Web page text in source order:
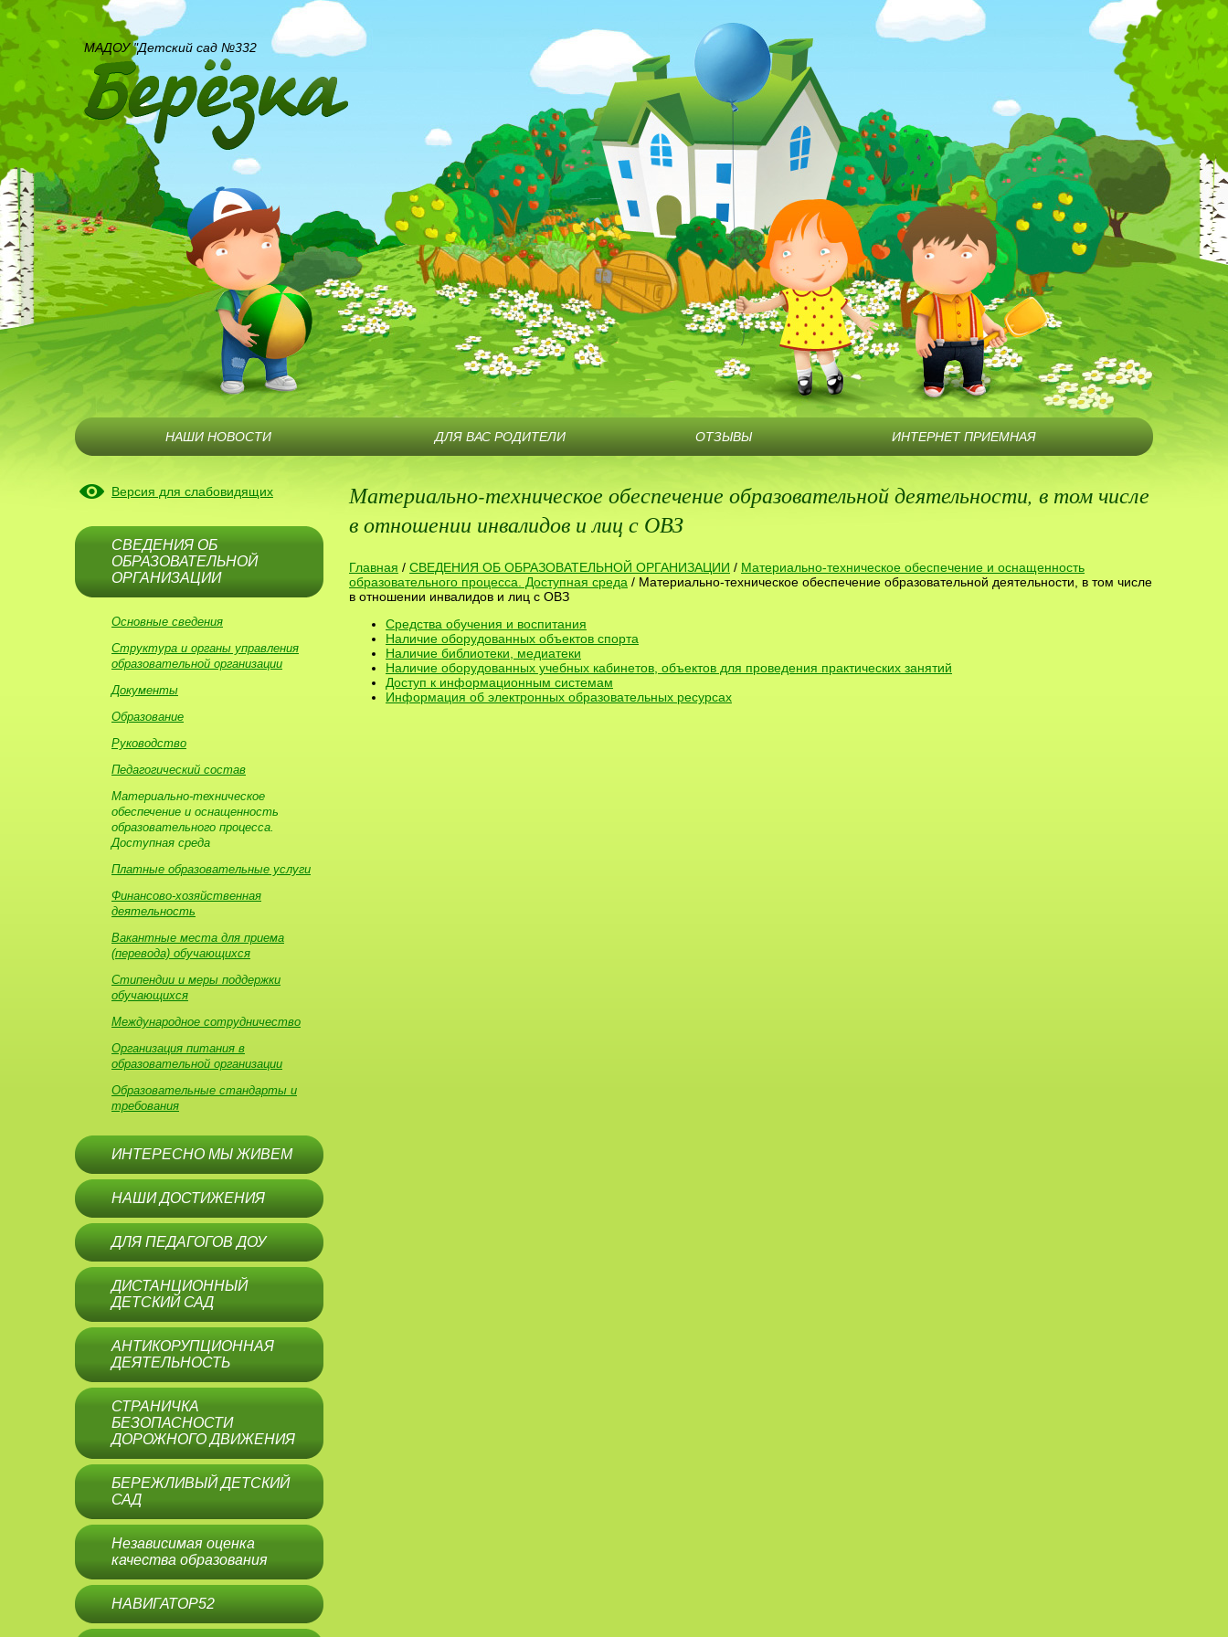
Версия для слабовидящих
СВЕДЕНИЯ ОБ
ОБРАЗОВАТЕЛЬНОЙ
ОРГАНИЗАЦИИ
Основные сведения
Структура и органы управления
образовательной организации
Документы
Образование
Руководство
Педагогический состав
Материально-техническое
обеспечение и оснащенность
образовательного процесса.
Доступная среда
Платные образовательные услуги
Финансово-хозяйственная
деятельность
Вакантные места для приема
(перевода) обучающихся
Стипендии и меры поддержки
обучающихся
Международное сотрудничество
Организация питания в
образовательной организации
Образовательные стандарты и
требования
ИНТЕРЕСНО МЫ ЖИВЕМ
НАШИ ДОСТИЖЕНИЯ
ДЛЯ ПЕДАГОГОВ ДОУ
ДИСТАНЦИОННЫЙ
ДЕТСКИЙ САД
АНТИКОРУПЦИОННАЯ
ДЕЯТЕЛЬНОСТЬ
СТРАНИЧКА
БЕЗОПАСНОСТИ
ДОРОЖНОГО ДВИЖЕНИЯ
БЕРЕЖЛИВЫЙ ДЕТСКИЙ
САД
Независимая оценка
качества образования
НАВИГАТОР52
Материально-техническое обеспечение образовательной деятельности, в том числе
в отношении инвалидов и лиц с ОВЗ
Главная / СВЕДЕНИЯ ОБ ОБРАЗОВАТЕЛЬНОЙ ОРГАНИЗАЦИИ / Материально-техническое обеспечение и оснащенность
образовательного процесса. Доступная среда / Материально-техническое обеспечение образовательной деятельности, в том числе
в отношении инвалидов и лиц с ОВЗ
Средства обучения и воспитания
Наличие оборудованных объектов спорта
Наличие библиотеки, медиатеки
Наличие оборудованных учебных кабинетов, объектов для проведения практических занятий
Доступ к информационным системам
Информация об электронных образовательных ресурсах
МАДОУ "Детский сад №332
НАШИ НОВОСТИ ДЛЯ ВАС РОДИТЕЛИ ОТЗЫВЫ ИНТЕРНЕТ ПРИЕМНАЯ